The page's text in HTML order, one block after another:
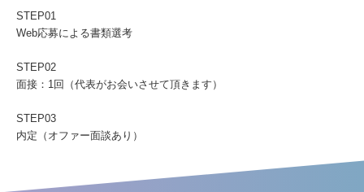
STEP01
Web応募による書類選考
STEP02
面接：1回（代表がお会いさせて頂きます）
STEP03
内定（オファー面談あり）